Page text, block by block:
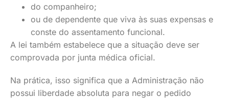
do companheiro;
ou de dependente que viva às suas expensas e
conste do assentamento funcional.
A lei também estabelece que a situação deve ser
comprovada por junta médica oficial.
Na prática, isso significa que a Administração não
possui liberdade absoluta para negar o pedido